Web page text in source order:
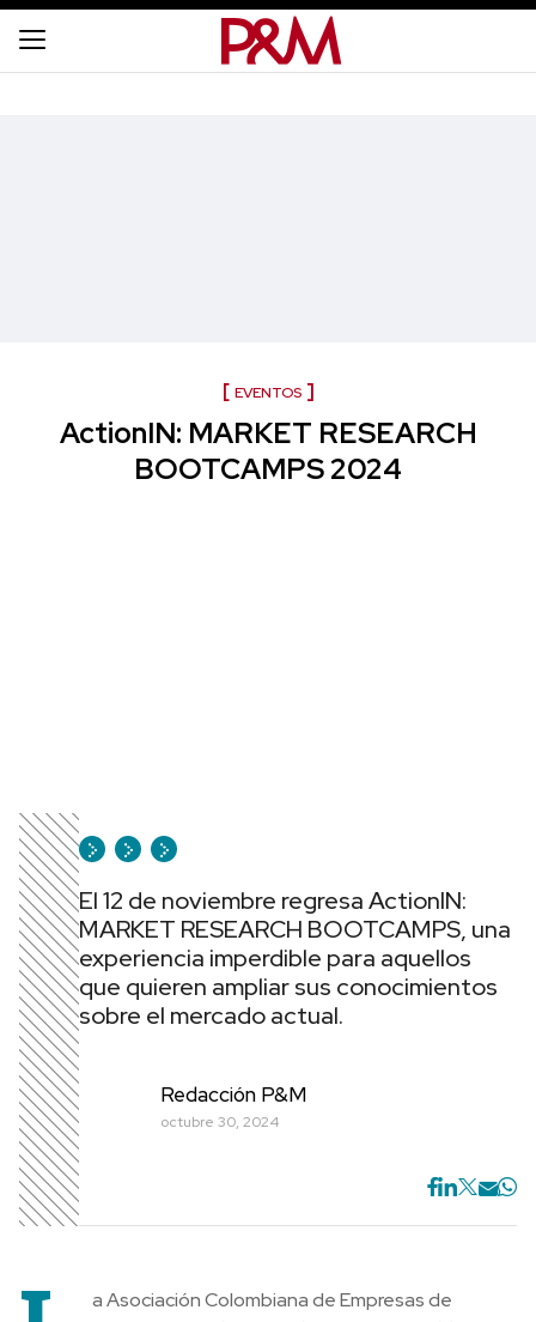
EVENTOS
ActionIN: MARKET RESEARCH
BOOTCAMPS 2024
El 12 de noviembre regresa ActionIN:
MARKET RESEARCH BOOTCAMPS, una
experiencia imperdible para aquellos
que quieren ampliar sus conocimientos
sobre el mercado actual.
Redacción P&M
octubre 30, 2024
a Asociación Colombiana de Empresas de